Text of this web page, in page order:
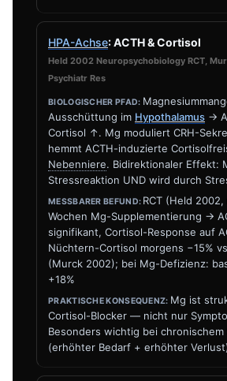
HPA-Achse: ACTH & Cortisol
Held 2002 Neuropsychobiology RCT,
Psychiatr Res
Ausschüttung im Hypothalamus →
Cortisol ↑. Mg moduliert CRH-
hemmt ACTH-induzierte
Nebenniere. Bidirektionaler Effekt:
Stressreaktion UND wird durch
RCT (Held
Wochen Mg-Supplementierung →
signifikant, Cortisol-Response auf
Nüchtern-Cortisol morgens −15%
(Murck 2002); bei Mg-Defizienz:
+18%
Mg ist
Cortisol-Blocker — nicht nur
Besonders wichtig bei chronischem
(erhöhter Bedarf + erhöhter